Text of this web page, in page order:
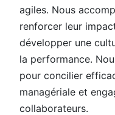
agiles. Nous
renforcer leur
développer une
la performance.
pour concilier
managériale et
collaborateurs.